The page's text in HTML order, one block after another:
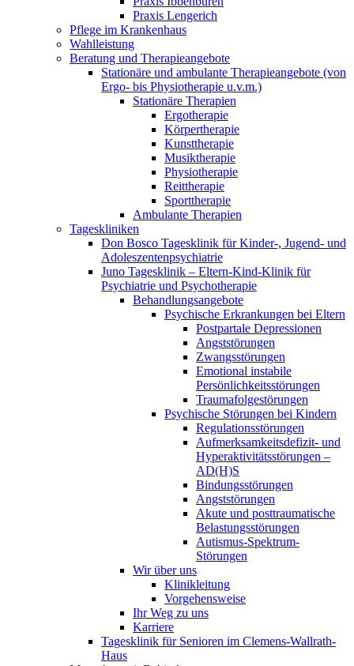
Praxis Lengerich
Pflege im Krankenhaus
Wahlleistung
Beratung und Therapieangebote
Stationäre und ambulante Therapieangebote (von
Ergo- bis Physiotherapie u.v.m.)
Stationäre Therapien
Ergotherapie
Körpertherapie
Kunsttherapie
Musiktherapie
Physiotherapie
Reittherapie
Sporttherapie
Ambulante Therapien
Tageskliniken
Don Bosco Tagesklinik für Kinder-, Jugend- und
Adoleszentenpsychiatrie
Juno Tagesklinik – Eltern-Kind-Klinik für
Psychiatrie und Psychotherapie
Behandlungsangebote
Psychische Erkrankungen bei Eltern
Postpartale Depressionen
Angststörungen
Zwangsstörungen
Emotional instabile
Persönlichkeitsstörungen
Traumafolgestörungen
Psychische Störungen bei Kindern
Regulationsstörungen
Aufmerksamkeitsdefizit- und
Hyperaktivitätsstörungen –
AD(H)S
Bindungsstörungen
Angststörungen
Akute und posttraumatische
Belastungsstörungen
Autismus-Spektrum-
Störungen
Wir über uns
Klinikleitung
Vorgehensweise
Ihr Weg zu uns
Karriere
Tagesklinik für Senioren im Clemens-Wallrath-
Haus